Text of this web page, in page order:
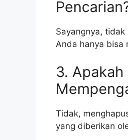
Sayangnya,
Anda hanya bisa
3.
Tidak,
yang diberikan